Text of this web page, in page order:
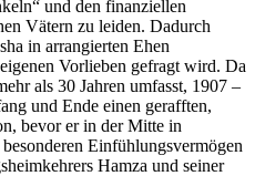
und den finanziellen
Vätern zu leiden. Dadurch
in arrangierten Ehen
Vorlieben gefragt wird. Da
als 30 Jahren umfasst, 1907 –
und Ende einen gerafften,
bevor er in der Mitte in
Einfühlungsvermögen
Hamza und seiner